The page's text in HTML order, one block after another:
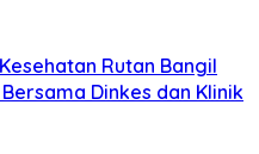
Rutan Bangil
Dinkes dan Klinik